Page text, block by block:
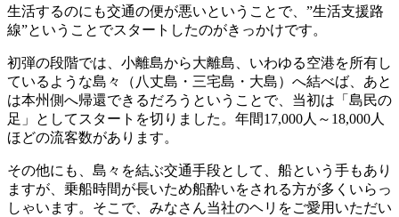
生活するのにも交通の便が悪いということで、”生活支援路
線”ということでスタートしたのがきっかけです。
初弾の段階では、小離島から大離島、いわゆる空港を所有し
ているような島々（八丈島・三宅島・大島）へ結べば、あと
は本州側へ帰還できるだろうということで、当初は「島民の
足」としてスタートを切りました。年間17,000人～18,000人
ほどの流客数があります。
その他にも、島々を結ぶ交通手段として、船という手もあり
ますが、乗船時間が長いため船酔いをされる方が多くいらっ
しゃいます。そこで、みなさん当社のヘリをご愛用いただい